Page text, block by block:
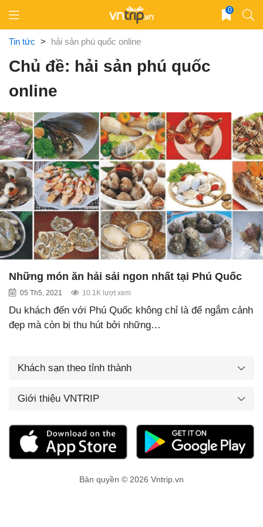
content
0
Tin tức > hải sản phú quốc online
Chủ đề: hải sản phú quốc
online
Những món ăn hải sải ngon nhất tại Phú Quốc
05 Th5, 2021 10.1K lượt xem
Du khách đến với Phú Quốc không chỉ là để ngắm cảnh
đẹp mà còn bị thu hút bởi những…
Khách sạn theo tỉnh thành
Giới thiệu VNTRIP
Bản quyền © 2026 Vntrip.vn